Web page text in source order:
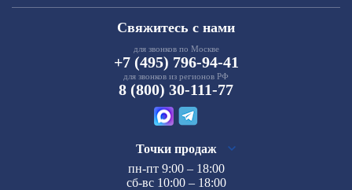
Свяжитесь с нами
для звонков по Москве
+7 (495) 796-94-41
для звонков из регионов РФ
8 (800) 30-111-77
Точки продаж
пн-пт 9:00 – 18:00
сб-вс 10:00 – 18:00